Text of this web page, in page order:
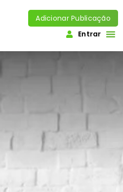
Adicionar Publicação
Entrar